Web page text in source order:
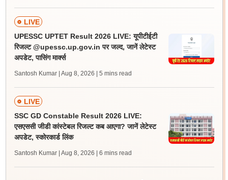
LIVE
UPESSC UPTET Result 2026 LIVE: यूपीटीईटी
रिजल्ट @upessc.up.gov.in पर जल्द, जानें लेटेस्ट
अपडेट, पासिंग मार्क्स
Santosh Kumar | Aug 8, 2026 | 5 mins read
LIVE
SSC GD Constable Result 2026 LIVE:
एसएससी जीडी कांस्टेबल रिजल्ट कब आएगा? जानें लेटेस्ट
अपडेट, स्कोरकार्ड लिंक
Santosh Kumar | Aug 8, 2026 | 6 mins read